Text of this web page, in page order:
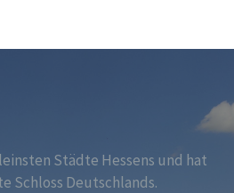
Städte Hessens und hat
Schloss Deutschlands.